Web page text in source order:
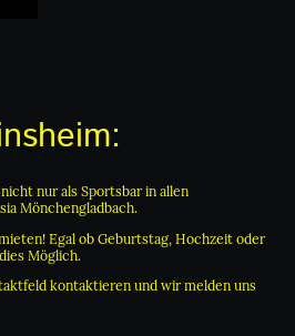
nur als Sportsbar in allen
Mönchengladbach.
Egal ob Geburtstag, Hochzeit oder
Möglich.
kontaktieren und wir melden uns